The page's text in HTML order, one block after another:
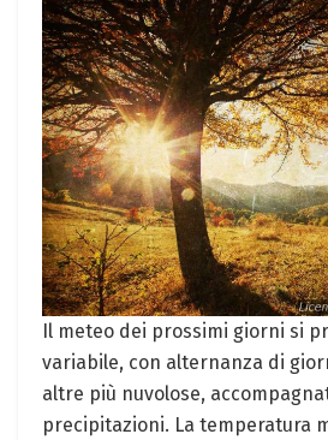
Il meteo dei prossimi giorni si
variabile, con alternanza di
altre più nuvolose,
precipitazioni. La temperatura